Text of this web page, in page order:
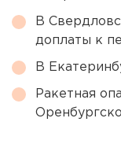
В
доплаты к
В
Ракетная